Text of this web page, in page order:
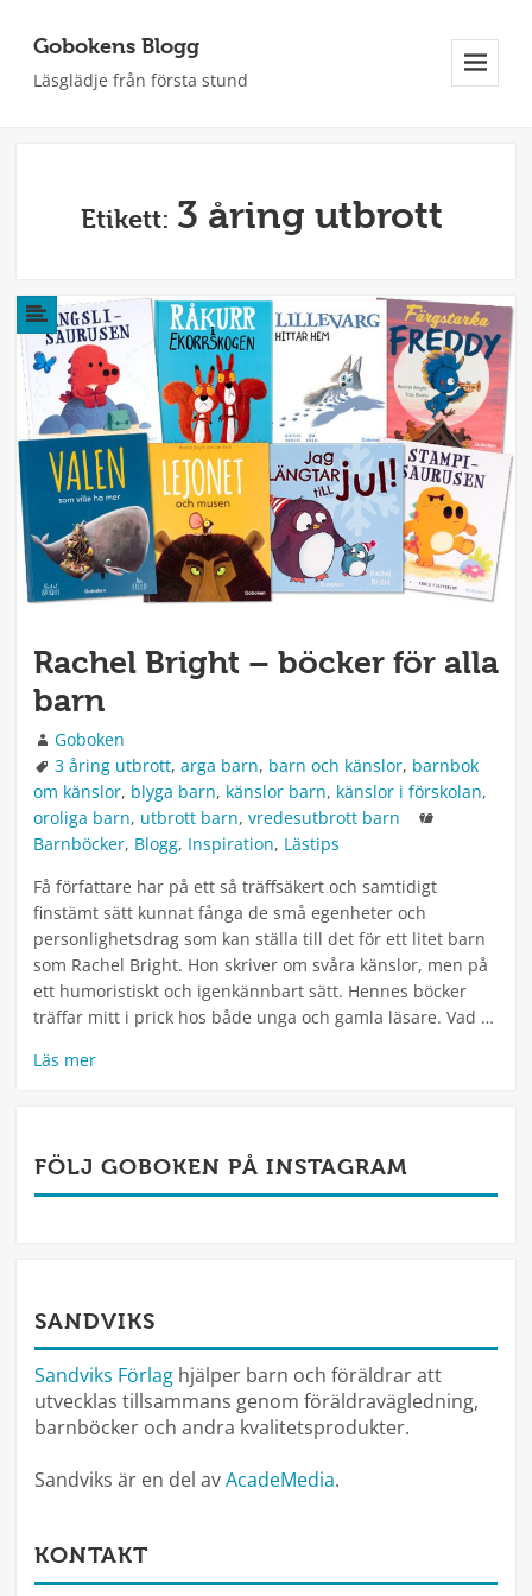
Gobokens Blogg
Läsglädje från första stund
Etikett: 3 åring utbrott
Rachel Bright – böcker för alla
barn
Författare
Goboken
Taggar
3 åring utbrott, arga barn, barn och känslor, barnbok
om känslor, blyga barn, känslor barn, känslor i förskolan,
oroliga barn, utbrott barn, vredesutbrott barn
Barnböcker, Blogg, Inspiration, Lästips
Få författare har på ett så träffsäkert och samtidigt
finstämt sätt kunnat fånga de små egenheter och
personlighetsdrag som kan ställa till det för ett litet barn
som Rachel Bright. Hon skriver om svåra känslor, men på
ett humoristiskt och igenkännbart sätt. Hennes böcker
träffar mitt i prick hos både unga och gamla läsare. Vad …
Läs mer
FÖLJ GOBOKEN PÅ INSTAGRAM
SANDVIKS
Sandviks Förlag hjälper barn och föräldrar att
utvecklas tillsammans genom föräldravägledning,
barnböcker och andra kvalitetsprodukter.
Sandviks är en del avAcadeMedia.
KONTAKT